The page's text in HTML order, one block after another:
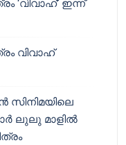
‘വിവാഹ്’ ഇന്ന്
വിവാഹ്
സിനിമയിലെ
ലുലു മാളിൽ